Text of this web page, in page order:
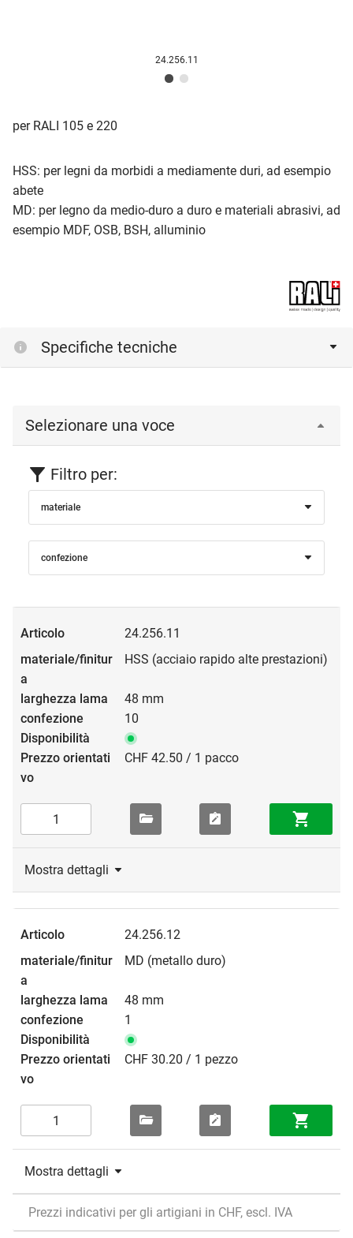
24.256.11
per RALI 105 e 220
HSS: per legni da morbidi a mediamente duri, ad esempio
abete
MD: per legno da medio-duro a duro e materiali abrasivi, ad
esempio MDF, OSB, BSH, alluminio
Specifiche tecniche
Selezionare una voce
Filtro per:
materiale
confezione
24.256.11
HSS (acciaio rapido alte prestazioni)
48 mm
10
CHF 42.50 / 1 pacco
Mostra dettagli
24.256.12
MD (metallo duro)
48 mm
1
CHF 30.20 / 1 pezzo
Mostra dettagli
Prezzi indicativi per gli artigiani in CHF, escl. IVA